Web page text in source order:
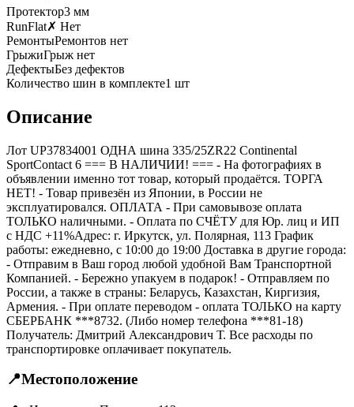
Протектор3 мм
RunFlat✗ Нет
РемонтыРемонтов нет
ГрыжиГрыж нет
ДефектыБез дефектов
Количество шин в комплекте1 шт
Описание
Лот UP37834001 ОДНА шина 335/25ZR22 Continental
SportContact 6 === B НАЛИЧИИ! === - На фотографиях в
объявлении именно тот товар, который продаётся. ТОРГА
НЕТ! - Товар привезён из Японии, в России не
эксплуатировался. ОПЛАТА - При самовывозе оплата
ТОЛЬКО наличными. - Оплата по СЧЁТУ для Юр. лиц и ИП
с НДС +11%Адрес: г. Иркутск, ул. Полярная, 113 График
работы: ежедневно, с 10:00 до 19:00 Доставка в другие города:
- Отправим в Ваш город любой удобной Вам Транспортной
Компанией. - Бережно упакуем в подарок! - Отправляем по
России, а также в страны: Беларусь, Казахстан, Киргизия,
Армения. - При оплате переводом - оплата ТОЛЬКО на карту
СБЕРБАНК ***8732. (Либо номер телефона ***81-18)
Получатель: Дмитрий Александрович Т. Все расходы по
транспортировке оплачивает покупатель.
📍Местоположение